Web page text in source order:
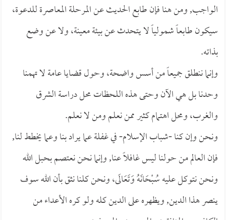
الواجب, ومن هنا فإن طابع الحديث عن المرحلة المعاصرة للدعوة،
سيكون طابعاً شمولياً لا يتحدث عن بيئة معينة، ولا عن وضع
بذاته.
وإنما ننطلق جميعاً من أسس واضحة، وحول قضايا عامة لا تهمنا
وحدنا بل هي الآن وحتى هذه اللحظات محل دراسة الشرق
والغرب، ومحل اهتمام كثير ممن نعلم ومن لا نعلم.
ونحن وإن كنا -شباب الإسلام- في غفلة عما يراد بنا وعما يخطط لنا,
فإن العالم من حولنا ليس غافلاً عنا, وإنما نحن نعتصم بحبل الله
ونحن نتوكل عليه سُبْحَانَهُ وَتَعَالَى، ونحن كلنا نثق بأن الله سوف
ينصر هذا الدين, ويظهره على الدين كله ولو كره الأعداء من